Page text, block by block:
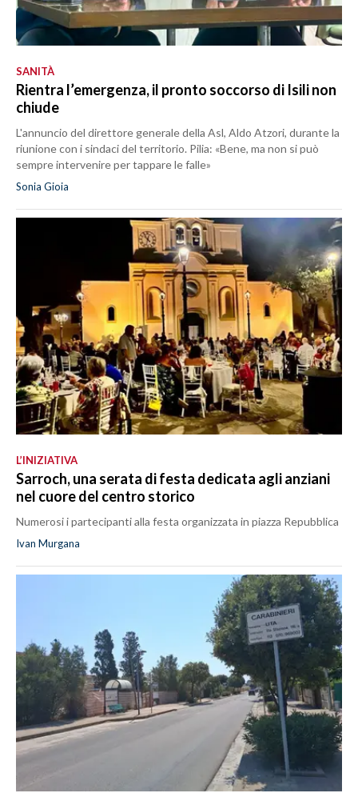
SANITÀ
Rientra l’emergenza, il pronto soccorso di Isili non
chiude
L'annuncio del direttore generale della Asl, Aldo Atzori, durante la
riunione con i sindaci del territorio. Pilia: «Bene, ma non si può
sempre intervenire per tappare le falle»
Sonia Gioia
L’INIZIATIVA
Sarroch, una serata di festa dedicata agli anziani
nel cuore del centro storico
Numerosi i partecipanti alla festa organizzata in piazza Repubblica
Ivan Murgana